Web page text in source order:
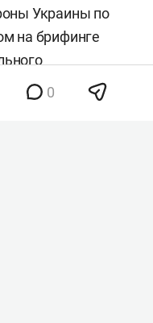
Украины по
на брифинге
организации
0